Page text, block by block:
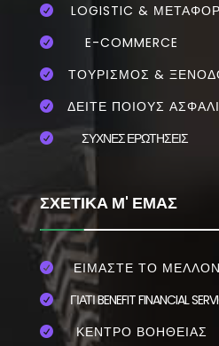
 LOGISTIC &
 E-COMMERCE
 ΤΟΥΡΙΣΜΟΣ &
 ΔΕΙΤΕ ΠΟΙΟΥΣ
 ΣΥΧΝΕΣ ΕΡΩΤΗΣΕΙΣ
ΣΧΕΤΙΚΑ Μ' ΕΜΑΣ
 ΕΙΜΑΣΤΕ ΤΟ ΜΕΛΛΟΝ
 ΓΙΑΤΙ BENEFIT FINANCIAL
 ΚΕΝΤΡΟ ΒΟΗΘΕΙΑΣ